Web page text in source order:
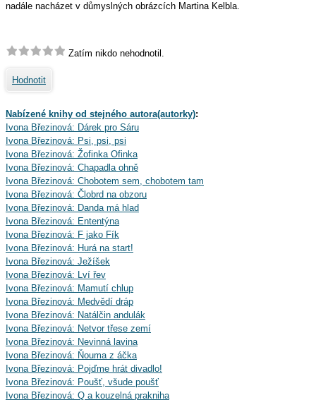
nadále nacházet v důmyslných obrázcích Martina Kelbla.
Zatím nikdo nehodnotil.
Hodnotit
Nabízené knihy od stejného autora(autorky):
Ivona Březinová: Dárek pro Sáru
Ivona Březinová: Psi, psi, psi
Ivona Březinová: Žofinka Ofinka
Ivona Březinová: Chapadla ohně
Ivona Březinová: Chobotem sem, chobotem tam
Ivona Březinová: Člobrd na obzoru
Ivona Březinová: Danda má hlad
Ivona Březinová: Ententýna
Ivona Březinová: F jako Fík
Ivona Březinová: Hurá na start!
Ivona Březinová: Ježíšek
Ivona Březinová: Lví řev
Ivona Březinová: Mamutí chlup
Ivona Březinová: Medvědí dráp
Ivona Březinová: Natálčin andulák
Ivona Březinová: Netvor třese zemí
Ivona Březinová: Nevinná lavina
Ivona Březinová: Ňouma z áčka
Ivona Březinová: Pojďme hrát divadlo!
Ivona Březinová: Poušť, všude poušť
Ivona Březinová: Q a kouzelná prakniha